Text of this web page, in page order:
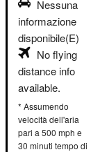
Nessuna
informazione
disponibile(E)
No flying
distance info
available.
* Assumendo
velocità dell'aria
pari a 500 mph e
30 minuti tempo di